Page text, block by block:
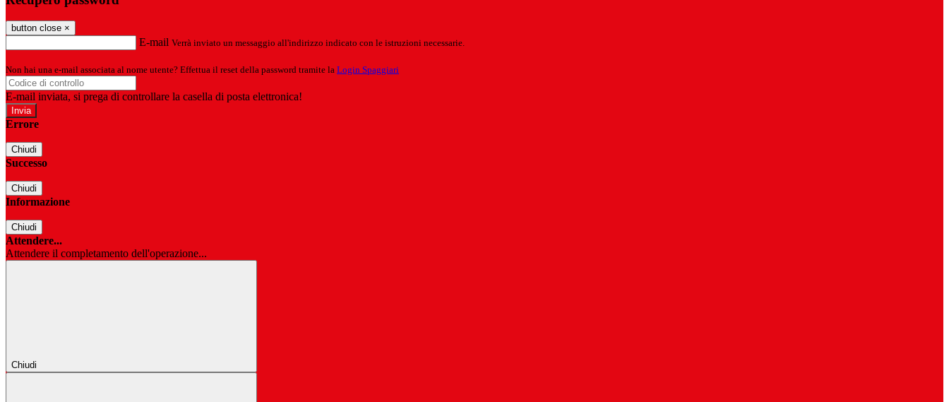
button close ×
E-mail Verrà inviato un messaggio all'indirizzo indicato con le istruzioni necessarie.
Non hai una e-mail associata al nome utente? Effettua il reset della password tramite la Login Spaggiari
E-mail inviata, si prega di controllare la casella di posta elettronica!
Errore
Chiudi
Successo
Chiudi
Informazione
Chiudi
Attendere...
Attendere il completamento dell'operazione...
Chiudi